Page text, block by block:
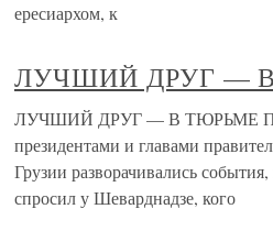
ересиархом, к
ЛУЧШИЙ ДРУГ —
ЛУЧШИЙ ДРУГ — В ТЮРЬМЕ Пока
президентами и главами
Грузии разворачивались
спросил у Шеварднадзе, кого